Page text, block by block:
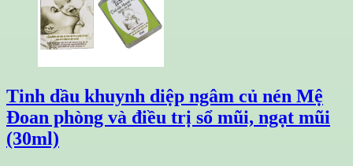
Tinh dầu khuynh diệp ngâm củ nén Mệ
Đoan phòng và điều trị sổ mũi, ngạt mũi
(30ml)